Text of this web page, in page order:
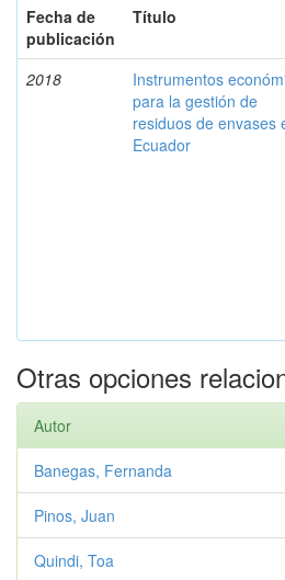
Fecha de
publicación
Título
2018
Instrumentos
para la gestión de
residuos de envases
Ecuador
Otras opciones
Autor
Banegas, Fernanda
Pinos, Juan
Quindi, Toa